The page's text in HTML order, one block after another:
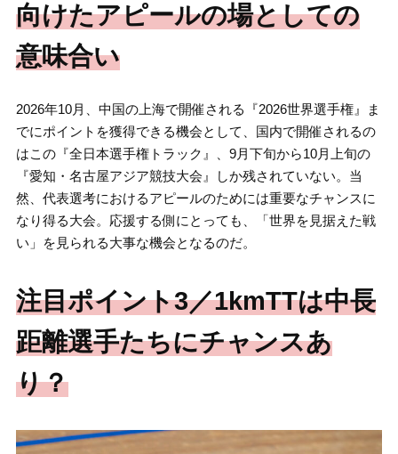
向けたアピールの場としての
意味合い
2026年10月、中国の上海で開催される『2026世界選手権』ま
でにポイントを獲得できる機会として、国内で開催されるの
はこの『全日本選手権トラック』、9月下旬から10月上旬の
『愛知・名古屋アジア競技大会』しか残されていない。当
然、代表選考におけるアピールのためには重要なチャンスに
なり得る大会。応援する側にとっても、「世界を見据えた戦
い」を見られる大事な機会となるのだ。
注目ポイント3／1kmTTは中長
距離選手たちにチャンスあ
り？